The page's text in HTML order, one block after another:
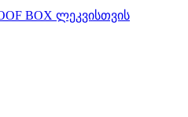
BOX ლეკვისთვის